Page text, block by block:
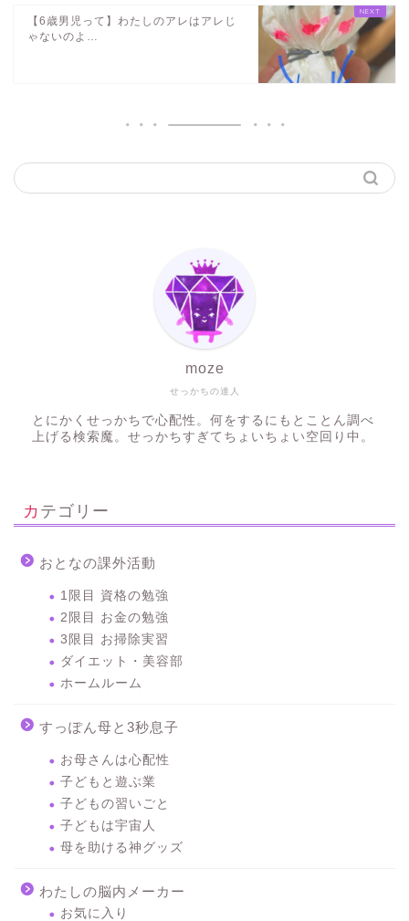
【6歳男児って】わたしのアレはアレじ
ゃないのよ…
せっかちの達人
moze
とにかくせっかちで心配性。何をするにもとことん調べ
上げる検索魔。せっかちすぎてちょいちょい空回り中。
カテゴリー
おとなの課外活動
1限目 資格の勉強
2限目 お金の勉強
3限目 お掃除実習
ダイエット・美容部
ホームルーム
すっぽん母と3秒息子
お母さんは心配性
子どもと遊ぶ業
子どもの習いごと
子どもは宇宙人
母を助ける神グッズ
わたしの脳内メーカー
お気に入り